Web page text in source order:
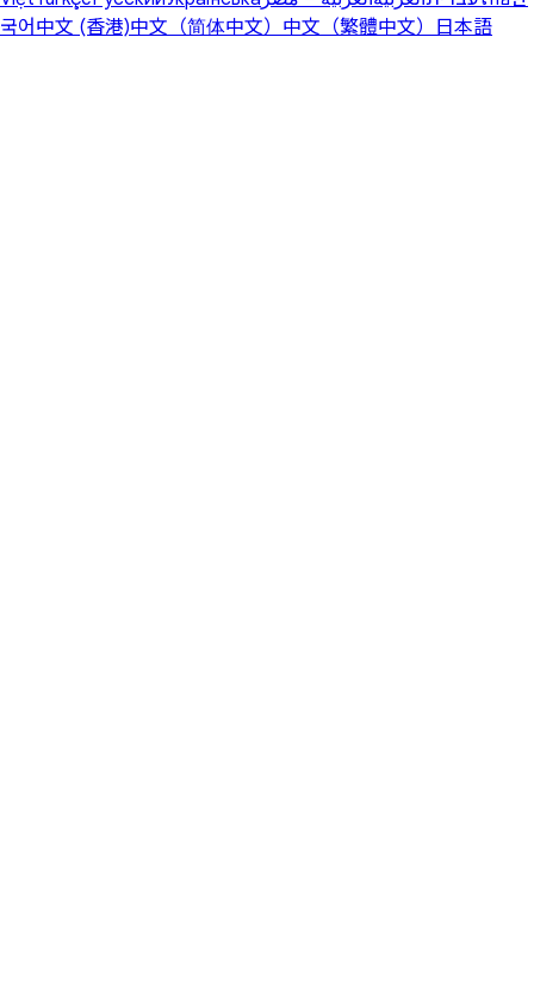
국어 中文 (香港)中文（简体中文） 中文（繁體中文） 日本語